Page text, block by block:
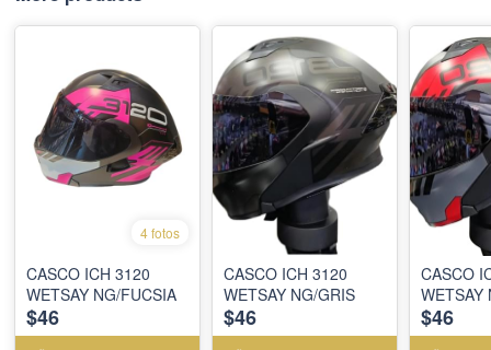
4 fotos
CASCO ICH 3120
WETSAY NG/FUCSIA
$46
CASCO ICH 3120
WETSAY NG/GRIS
$46
CASCO
WETSAY
$46